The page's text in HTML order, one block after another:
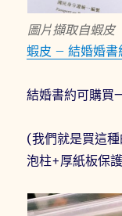
圖片擷取自蝦皮
蝦皮 – 結婚婚書
結婚書約可購買
(我們就是買這
泡柱+厚紙板保